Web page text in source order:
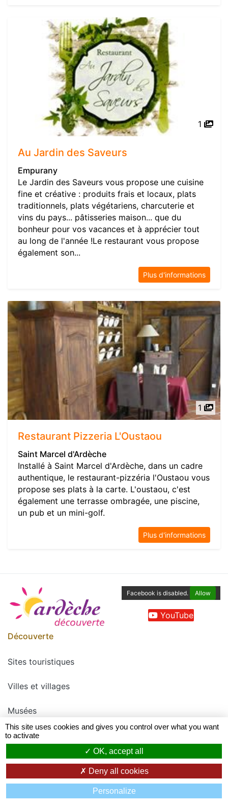
1
Au Jardin des Saveurs
Empurany
Le Jardin des Saveurs vous propose une cuisine
fine et créative : produits frais et locaux, plats
traditionnels, plats végétariens, charcuterie et
vins du pays... pâtisseries maison... que du
bonheur pour vos vacances et à apprécier tout
au long de l'année !Le restaurant vous propose
également son...
Plus d'informations
1
Restaurant Pizzeria L'Oustaou
Saint Marcel d'Ardèche
Installé à Saint Marcel d'Ardèche, dans un cadre
authentique, le restaurant-pizzéria l'Oustaou vous
propose ses plats à la carte. L'oustaou, c'est
également une terrasse ombragée, une piscine,
un pub et un mini-golf.
Plus d'informations
Facebook is disabled. Allow
YouTube
Découverte
Sites touristiques
Villes et villages
Musées
Légendes
Offices de Tourisme
This site uses cookies and gives you control over what you want
to activate
OK, accept all
Deny all cookies
Personalize